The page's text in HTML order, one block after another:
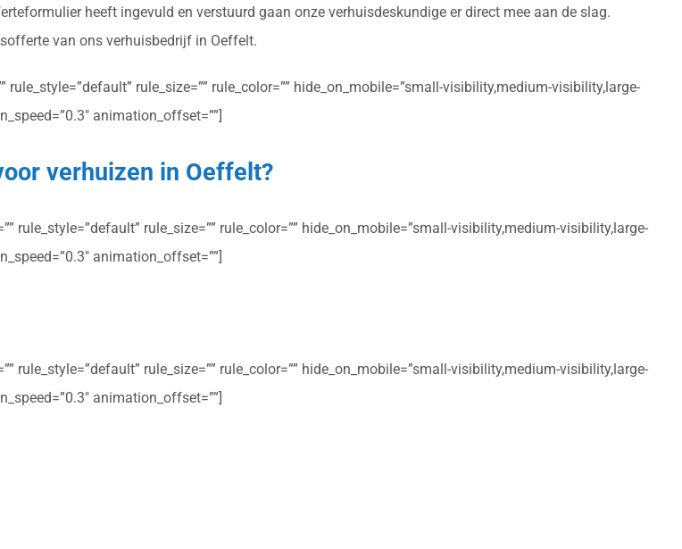
heeft ingevuld en verstuurd gaan onze verhuisdeskundige er direct mee aan de slag.
van ons verhuisbedrijf in Oeffelt.
rule_size=”” rule_color=”” hide_on_mobile=”small-visibility,medium-visibility,large-
animation_offset=””]
verhuizen in Oeffelt?
rule_size=”” rule_color=”” hide_on_mobile=”small-visibility,medium-visibility,large-
animation_offset=””]
rule_size=”” rule_color=”” hide_on_mobile=”small-visibility,medium-visibility,large-
animation_offset=””]